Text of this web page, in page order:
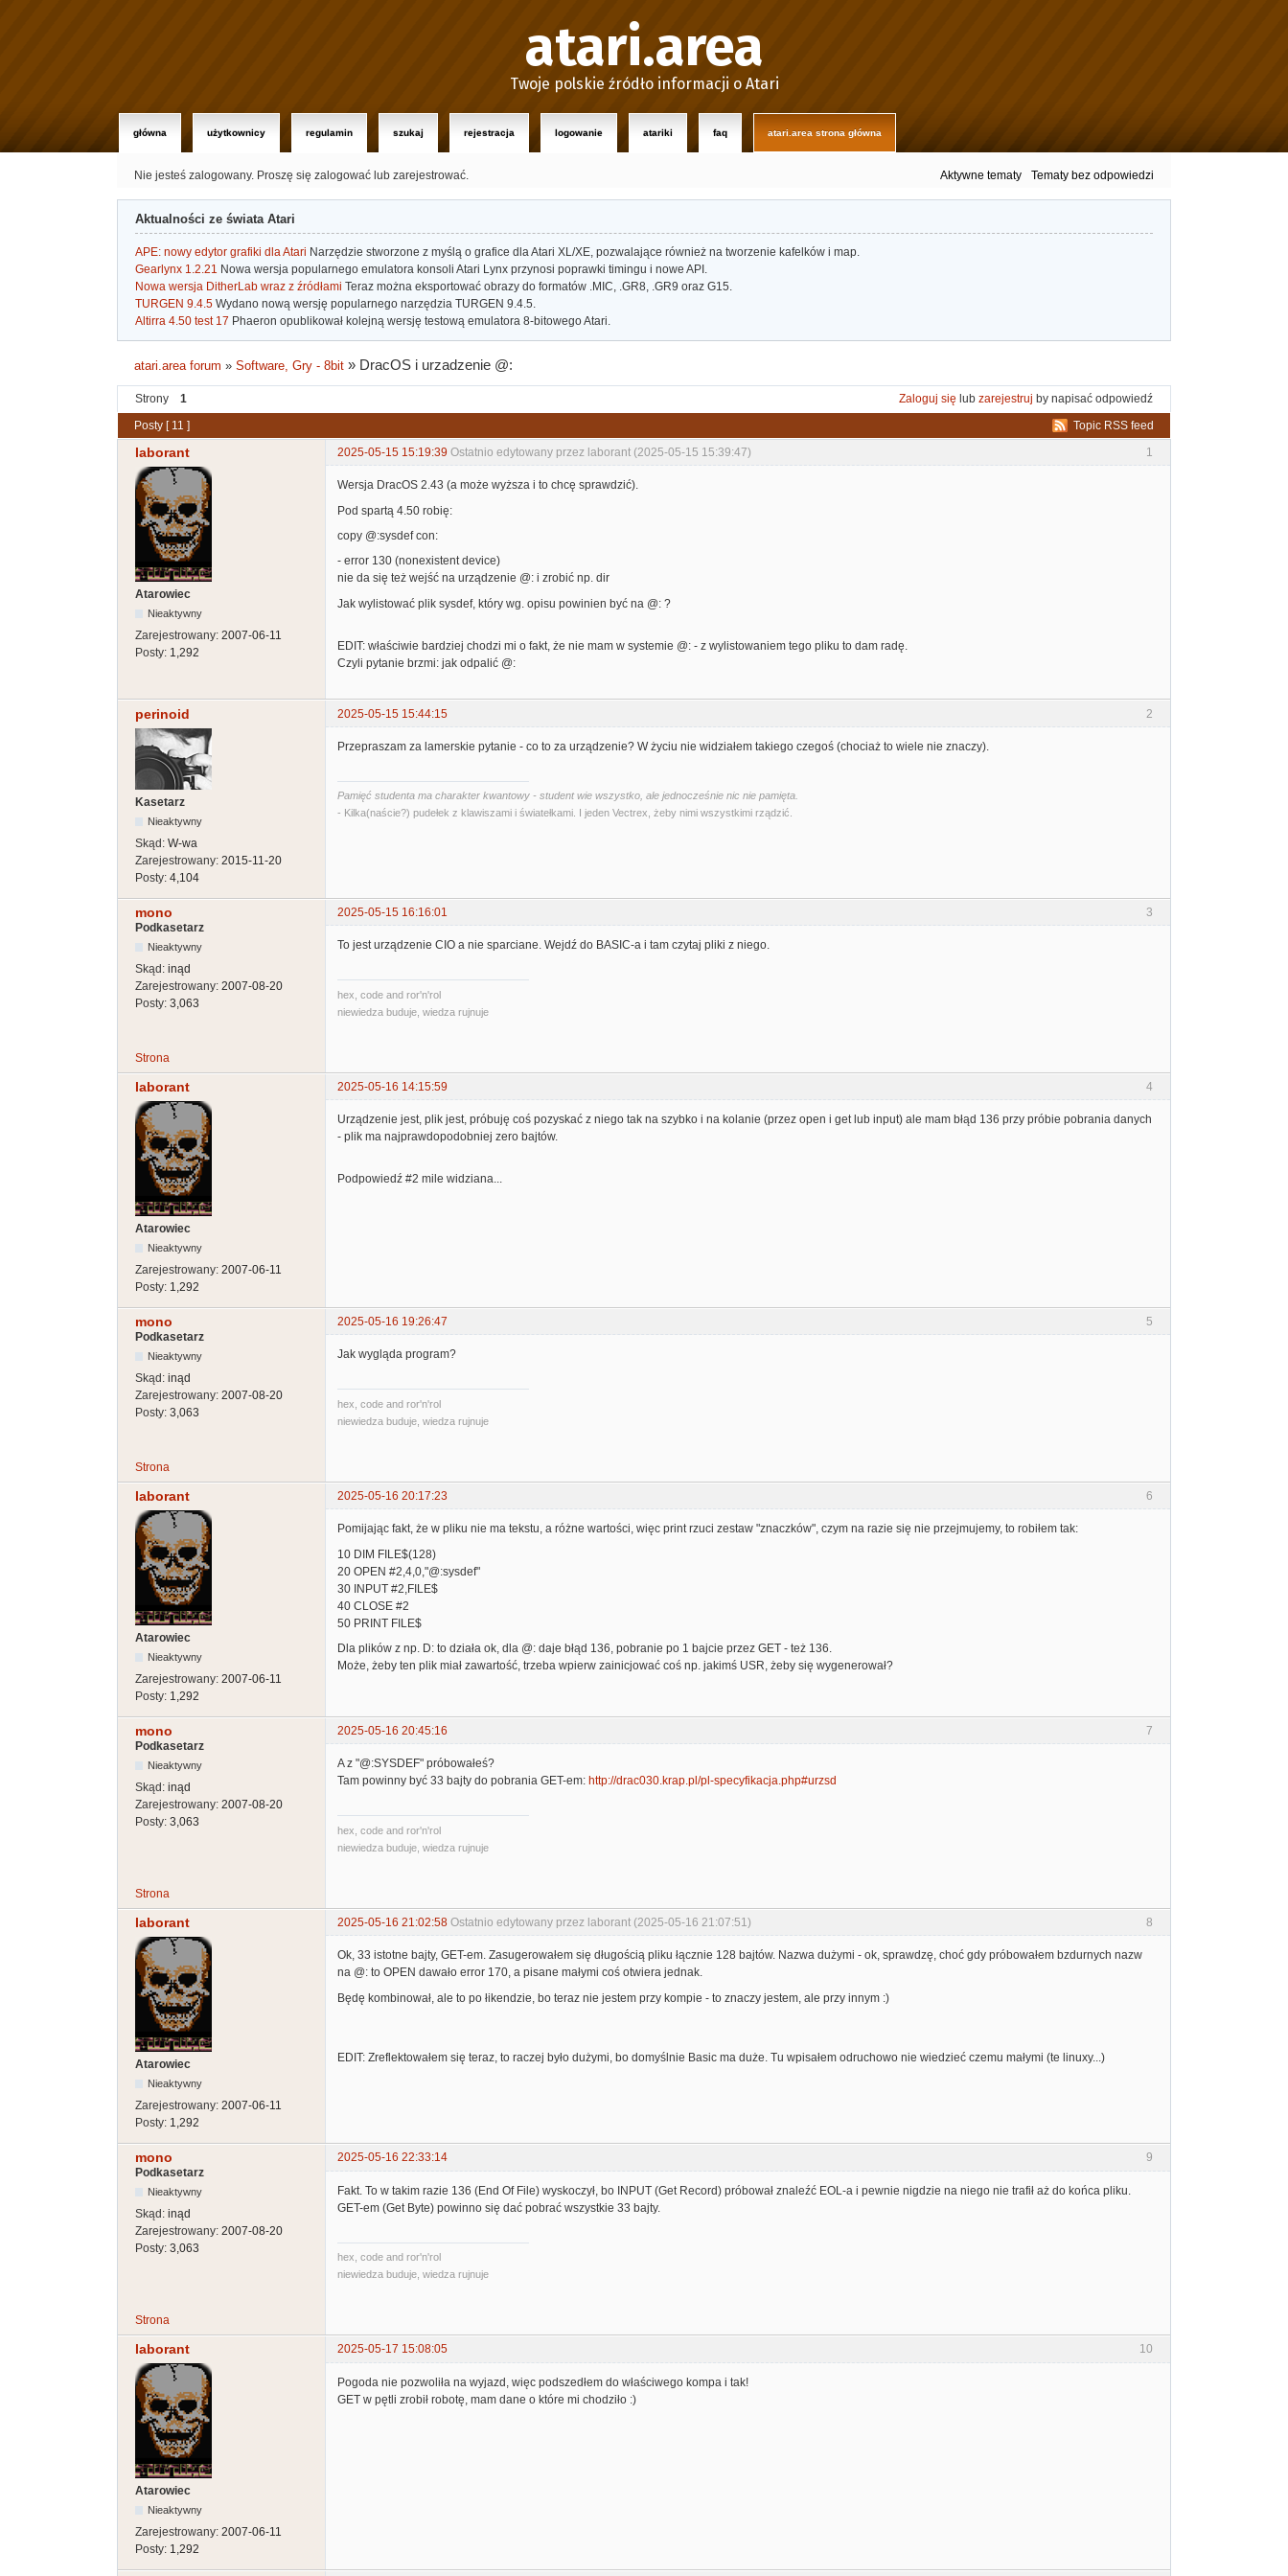
atari.area
Twoje polskie źródło informacji o Atari
główna użytkownicy regulamin szukaj rejestracja logowanie atariki faq atari.area strona główna
Nie jesteś zalogowany. Proszę się zalogować lub zarejestrować. Aktywne tematy Tematy bez odpowiedzi
Aktualności ze świata Atari
APE: nowy edytor grafiki dla Atari Narzędzie stworzone z myślą o grafice dla Atari XL/XE, pozwalające również na tworzenie kafelków i map.
Gearlynx 1.2.21 Nowa wersja popularnego emulatora konsoli Atari Lynx przynosi poprawki timingu i nowe API.
Nowa wersja DitherLab wraz z źródłami Teraz można eksportować obrazy do formatów .MIC, .GR8, .GR9 oraz G15.
TURGEN 9.4.5 Wydano nową wersję popularnego narzędzia TURGEN 9.4.5.
Altirra 4.50 test 17 Phaeron opublikował kolejną wersję testową emulatora 8-bitowego Atari.
atari.area forum »Software, Gry - 8bit » DracOS i urzadzenie @:
Strony 1 Zaloguj się lub zarejestruj by napisać odpowiedź
Topic RSS feed
Posty [ 11 ]
1
laborant 2025-05-15 15:19:39 Ostatnio edytowany przez laborant (2025-05-15 15:39:47)
Atarowiec
Nieaktywny
Zarejestrowany: 2007-06-11
Posty: 1,292
Wersja DracOS 2.43 (a może wyższa i to chcę sprawdzić).
Pod spartą 4.50 robię:
copy @:sysdef con:
- error 130 (nonexistent device)
nie da się też wejść na urządzenie @: i zrobić np. dir
Jak wylistować plik sysdef, który wg. opisu powinien być na @: ?
EDIT: właściwie bardziej chodzi mi o fakt, że nie mam w systemie @: - z wylistowaniem tego pliku to dam radę.
Czyli pytanie brzmi: jak odpalić @:
2
perinoid 2025-05-15 15:44:15
Kasetarz
Nieaktywny
Skąd: W-wa
Zarejestrowany: 2015-11-20
Posty: 4,104
Przepraszam za lamerskie pytanie - co to za urządzenie? W życiu nie widziałem takiego czegoś (chociaż to wiele nie znaczy).
Pamięć studenta ma charakter kwantowy - student wie wszystko, ale jednocześnie nic nie pamięta.
- Kilka(naście?) pudełek z klawiszami i światełkami. I jeden Vectrex, żeby nimi wszystkimi rządzić.
3
mono
2025-05-15 16:16:01
Podkasetarz
Nieaktywny
Skąd: inąd
Zarejestrowany: 2007-08-20
Posty: 3,063
To jest urządzenie CIO a nie sparciane. Wejdź do BASIC-a i tam czytaj pliki z niego.
hex, code and ror'n'rol
niewiedza buduje, wiedza rujnuje
Strona
4
laborant 2025-05-16 14:15:59
Atarowiec
Nieaktywny
Zarejestrowany: 2007-06-11
Posty: 1,292
Urządzenie jest, plik jest, próbuję coś pozyskać z niego tak na szybko i na kolanie (przez open i get lub input) ale mam błąd 136 przy próbie pobrania danych
- plik ma najprawdopodobniej zero bajtów.
Podpowiedź #2 mile widziana...
5
mono
2025-05-16 19:26:47
Podkasetarz
Nieaktywny
Skąd: inąd
Zarejestrowany: 2007-08-20
Posty: 3,063
Jak wygląda program?
hex, code and ror'n'rol
niewiedza buduje, wiedza rujnuje
Strona
6
laborant 2025-05-16 20:17:23
Atarowiec
Nieaktywny
Zarejestrowany: 2007-06-11
Posty: 1,292
Pomijając fakt, że w pliku nie ma tekstu, a różne wartości, więc print rzuci zestaw "znaczków", czym na razie się nie przejmujemy, to robiłem tak:
10 DIM FILE$(128)
20 OPEN #2,4,0,"@:sysdef"
30 INPUT #2,FILE$
40 CLOSE #2
50 PRINT FILE$
Dla plików z np. D: to działa ok, dla @: daje błąd 136, pobranie po 1 bajcie przez GET - też 136.
Może, żeby ten plik miał zawartość, trzeba wpierw zainicjować coś np. jakimś USR, żeby się wygenerował?
7
mono
2025-05-16 20:45:16
Podkasetarz
Nieaktywny
Skąd: inąd
Zarejestrowany: 2007-08-20
Posty: 3,063
A z "@:SYSDEF" próbowałeś?
Tam powinny być 33 bajty do pobrania GET-em: http://drac030.krap.pl/pl-specyfikacja.php#urzsd
hex, code and ror'n'rol
niewiedza buduje, wiedza rujnuje
Strona
8
laborant 2025-05-16 21:02:58 Ostatnio edytowany przez laborant (2025-05-16 21:07:51)
Atarowiec
Nieaktywny
Zarejestrowany: 2007-06-11
Posty: 1,292
Ok, 33 istotne bajty, GET-em. Zasugerowałem się długością pliku łącznie 128 bajtów. Nazwa dużymi - ok, sprawdzę, choć gdy próbowałem bzdurnych nazw
na @: to OPEN dawało error 170, a pisane małymi coś otwiera jednak.
Będę kombinował, ale to po łikendzie, bo teraz nie jestem przy kompie - to znaczy jestem, ale przy innym :)
EDIT: Zreflektowałem się teraz, to raczej było dużymi, bo domyślnie Basic ma duże. Tu wpisałem odruchowo nie wiedzieć czemu małymi (te linuxy...)
9
mono
2025-05-16 22:33:14
Podkasetarz
Nieaktywny
Skąd: inąd
Zarejestrowany: 2007-08-20
Posty: 3,063
Fakt. To w takim razie 136 (End Of File) wyskoczył, bo INPUT (Get Record) próbował znaleźć EOL-a i pewnie nigdzie na niego nie trafił aż do końca pliku.
GET-em (Get Byte) powinno się dać pobrać wszystkie 33 bajty.
hex, code and ror'n'rol
niewiedza buduje, wiedza rujnuje
Strona
10
laborant 2025-05-17 15:08:05
Atarowiec
Nieaktywny
Zarejestrowany: 2007-06-11
Posty: 1,292
Pogoda nie pozwoliła na wyjazd, więc podszedłem do właściwego kompa i tak!
GET w pętli zrobił robotę, mam dane o które mi chodziło :)